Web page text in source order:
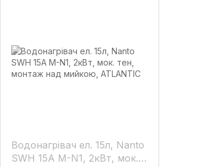
Водонагрівач ел. 15л, Nanto
SWH 15А M-N1, 2кВт, мок.